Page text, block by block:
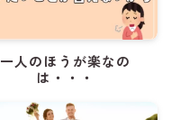
一人のほうが楽なの
は・・・